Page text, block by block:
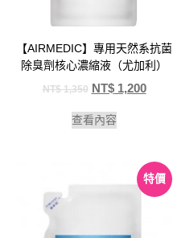
【AIRMEDIC】專用天然系抗菌
除臭劑核心濃縮液（尤加利）
NT$1,350 NT$1,200
查看內容
特價